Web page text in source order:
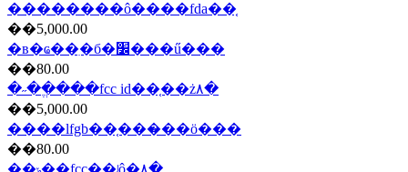
��������ô����fda��֤
��5,000.00
�в�ҩ��ִ�б�׼���ű���
��80.00
�˶��ֱ���fcc id��֤��ż۸�
��5,000.00
����lfgb��֤���̷��ö���
��80.00